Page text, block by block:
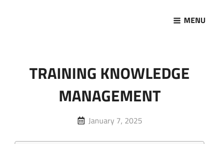
MENU
TRAINING KNOWLEDGE
MANAGEMENT
Posted
January 7, 2025